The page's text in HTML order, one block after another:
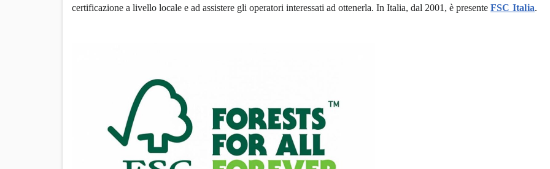
certificazione a livello locale e ad assistere gli operatori interessati ad ottenerla. In Italia, dal 2001, è presente FSC Italia.